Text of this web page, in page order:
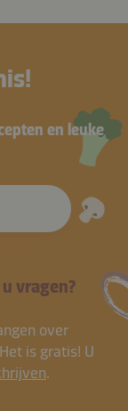
en leuke
vragen?
over
is gratis! U
.